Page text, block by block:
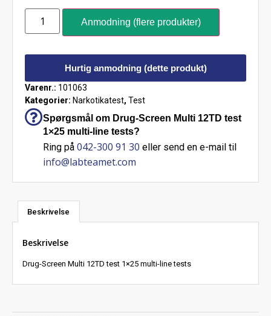
Anmodning (flere produkter)
Hurtig anmodning (dette produkt)
Varenr.: 101063
Kategorier: Narkotikatest, Test
Spørgsmål om Drug-Screen Multi 12TD test
1×25 multi-line tests?
Ring på 042-300 91 30 eller send en e-mail til
info@labteamet.com
Beskrivelse
Beskrivelse
Drug-Screen Multi 12TD test 1×25 multi-line tests